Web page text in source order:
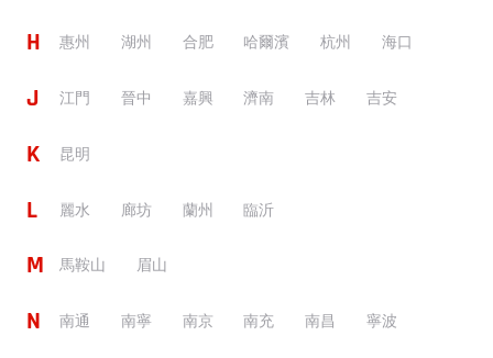
H 惠州 湖州 合肥 哈爾濱 杭州 海口
J 江門 晉中 嘉興 濟南 吉林 吉安
K 昆明
L 麗水 廊坊 蘭州 臨沂
M 馬鞍山 眉山
N 南通 南寧 南京 南充 南昌 寧波